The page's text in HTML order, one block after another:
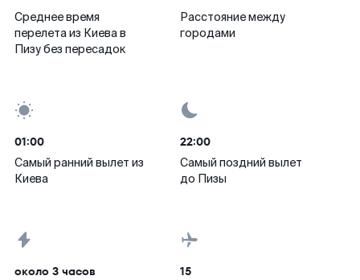
Среднее время
перелета из Киева в
Пизу без пересадок
Расстояние между
городами
01:00
Самый ранний вылет из
Киева
22:00
Самый поздний вылет
до Пизы
около 3 часов 15